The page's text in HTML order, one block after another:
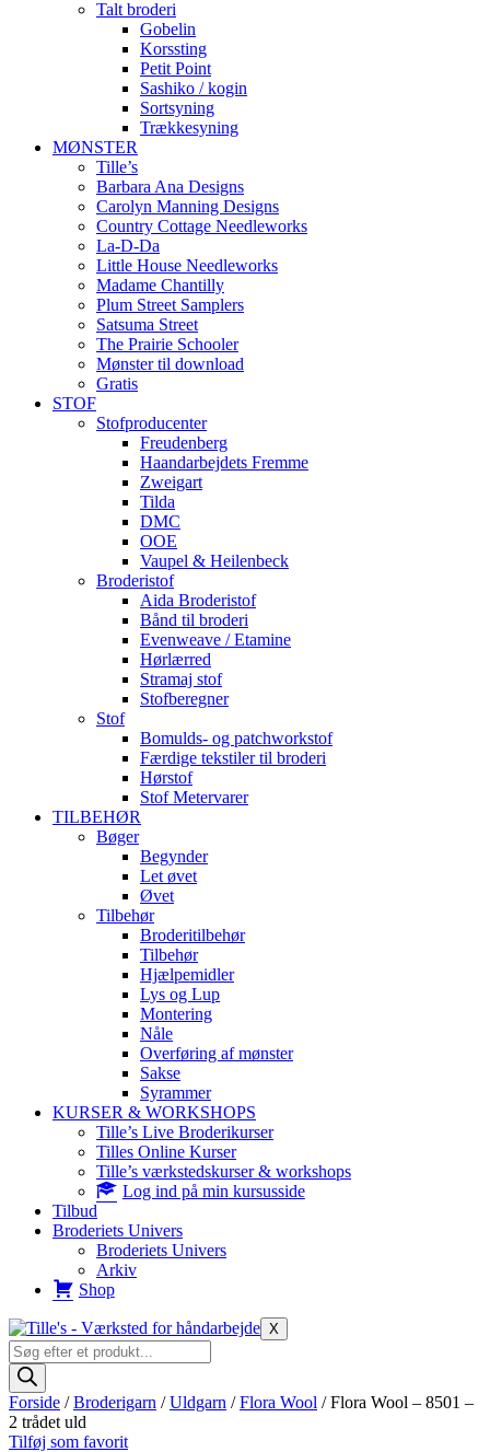
Talt broderi
Gobelin
Korssting
Petit Point
Sashiko / kogin
Sortsyning
Trækkesyning
MØNSTER
Tille’s
Barbara Ana Designs
Carolyn Manning Designs
Country Cottage Needleworks
La-D-Da
Little House Needleworks
Madame Chantilly
Plum Street Samplers
Satsuma Street
The Prairie Schooler
Mønster til download
Gratis
STOF
Stofproducenter
Freudenberg
Haandarbejdets Fremme
Zweigart
Tilda
DMC
OOE
Vaupel & Heilenbeck
Broderistof
Aida Broderistof
Bånd til broderi
Evenweave / Etamine
Hørlærred
Stramaj stof
Stofberegner
Stof
Bomulds- og patchworkstof
Færdige tekstiler til broderi
Hørstof
Stof Metervarer
TILBEHØR
Bøger
Begynder
Let øvet
Øvet
Tilbehør
Broderitilbehør
Tilbehør
Hjælpemidler
Lys og Lup
Montering
Nåle
Overføring af mønster
Sakse
Syrammer
KURSER & WORKSHOPS
Tille’s Live Broderikurser
Tilles Online Kurser
Tille’s værkstedskurser & workshops
Log ind på min kursusside
Tilbud
Broderiets Univers
Broderiets Univers
Arkiv
Shop
X
Products
search
Forside /Broderigarn /Uldgarn /Flora Wool / Flora Wool – 8501 –
2 trådet uld
Tilføj som favorit